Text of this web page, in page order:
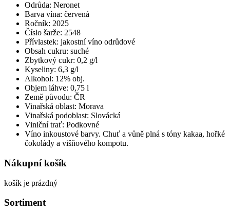
Odrůda: Neronet
Barva vína: červená
Ročník: 2025
Číslo šarže: 2548
Přívlastek: jakostní víno odrůdové
Obsah cukru: suché
Zbytkový cukr: 0,2 g/l
Kyseliny: 6,3 g/l
Alkohol: 12% obj.
Objem láhve: 0,75 l
Země původu: ČR
Vinařská oblast: Morava
Vinařská podoblast: Slovácká
Viniční trať: Podkovné
Víno inkoustové barvy. Chuť a vůně plná s tóny kakaa, hořké
čokolády a višňového kompotu.
Nákupní košík
košík je prázdný
Sortiment